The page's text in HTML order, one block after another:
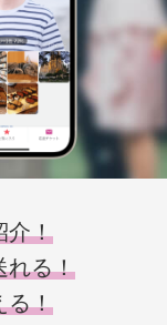
介！
れる！
る！